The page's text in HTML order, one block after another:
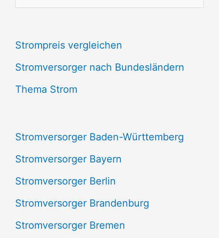
u
h
e
n
h
:
Strompreis vergleichen
Stromversorger nach Bundesländern
Thema Strom
Stromversorger Baden-Württemberg
Stromversorger Bayern
Stromversorger Berlin
Stromversorger Brandenburg
Stromversorger Bremen